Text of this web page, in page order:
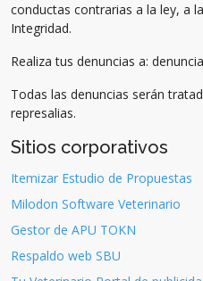
conductas contrarias a la ley, a
Integridad.
Realiza tus denuncias a:
Todas las denuncias serán
represalias.
Sitios corporativos
Itemizar Estudio de Propuestas
Milodon Software Veterinario
Gestor de APU TOKN
Respaldo web SBU